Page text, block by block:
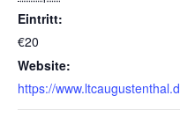
Eintritt:
€20
Website:
https://